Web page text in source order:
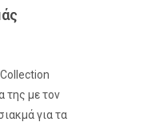
της με τον
για τα